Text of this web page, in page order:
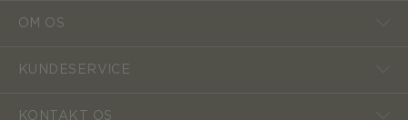
OM OS
KUNDESERVICE
KONTAKT OS